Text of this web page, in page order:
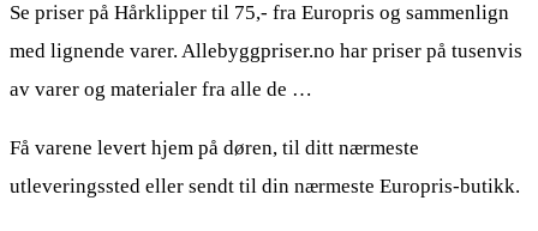
Se priser på Hårklipper til 75,- fra Europris og sammenlign
med lignende varer. Allebyggpriser.no har priser på tusenvis
av varer og materialer fra alle de …
Få varene levert hjem på døren, til ditt nærmeste
utleveringssted eller sendt til din nærmeste Europris-butikk.